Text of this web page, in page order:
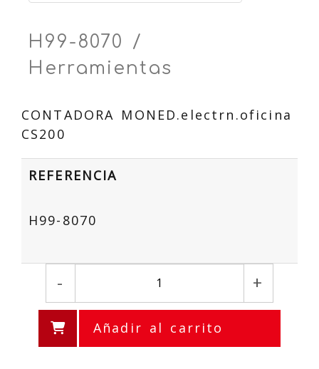
H99-8070 /
Herramientas
CONTADORA MONED.electrn.oficina
CS200
REFERENCIA
H99-8070
- +
Añadir al carrito